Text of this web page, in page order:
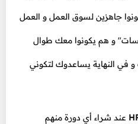
جاهزين لسوق العمل و العمل
و هم يكونوا معك طوال
و في النهاية يساعدوك لتكوني
عند شراء أي دورة منهم